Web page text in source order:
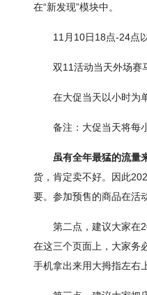
在“新发现”模块中。
11月10日18点-24点
双11活动当天外场赛
在大促当天以小时为
备注：大促当天将每
虽有全年最猛的流量
货，肯定卖不好。因此
要。参加预售的商品在活
第二点，建议大家在
在这三个页面上，大家务
手机拿出来用大拇指左右